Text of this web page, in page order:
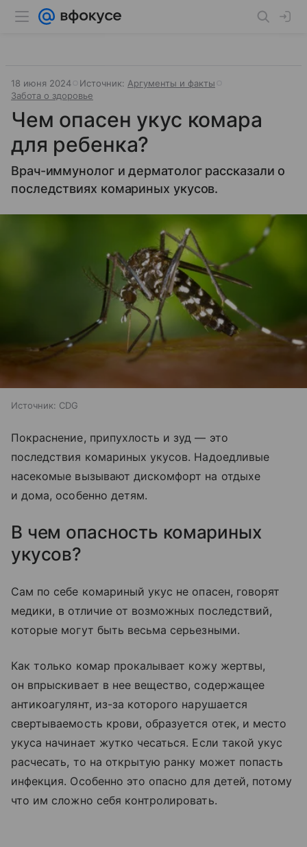
18 июня 2024 Источник: Аргументы и факты
Забота о здоровье
Чем опасен укус комара
для ребенка?
Врач-иммунолог и дерматолог рассказали о
последствиях комариных укусов.
Источник: CDG
Покраснение, припухлость и зуд — это
последствия комариных укусов. Надоедливые
насекомые вызывают дискомфорт на отдыхе
и дома, особенно детям.
В чем опасность комариных
укусов?
Сам по себе комариный укус не опасен, говорят
медики, в отличие от возможных последствий,
которые могут быть весьма серьезными.
Как только комар прокалывает кожу жертвы,
он впрыскивает в нее вещество, содержащее
антикоагулянт, из-за которого нарушается
свертываемость крови, образуется отек, и место
укуса начинает жутко чесаться. Если такой укус
расчесать, то на открытую ранку может попасть
инфекция. Особенно это опасно для детей, потому
что им сложно себя контролировать.